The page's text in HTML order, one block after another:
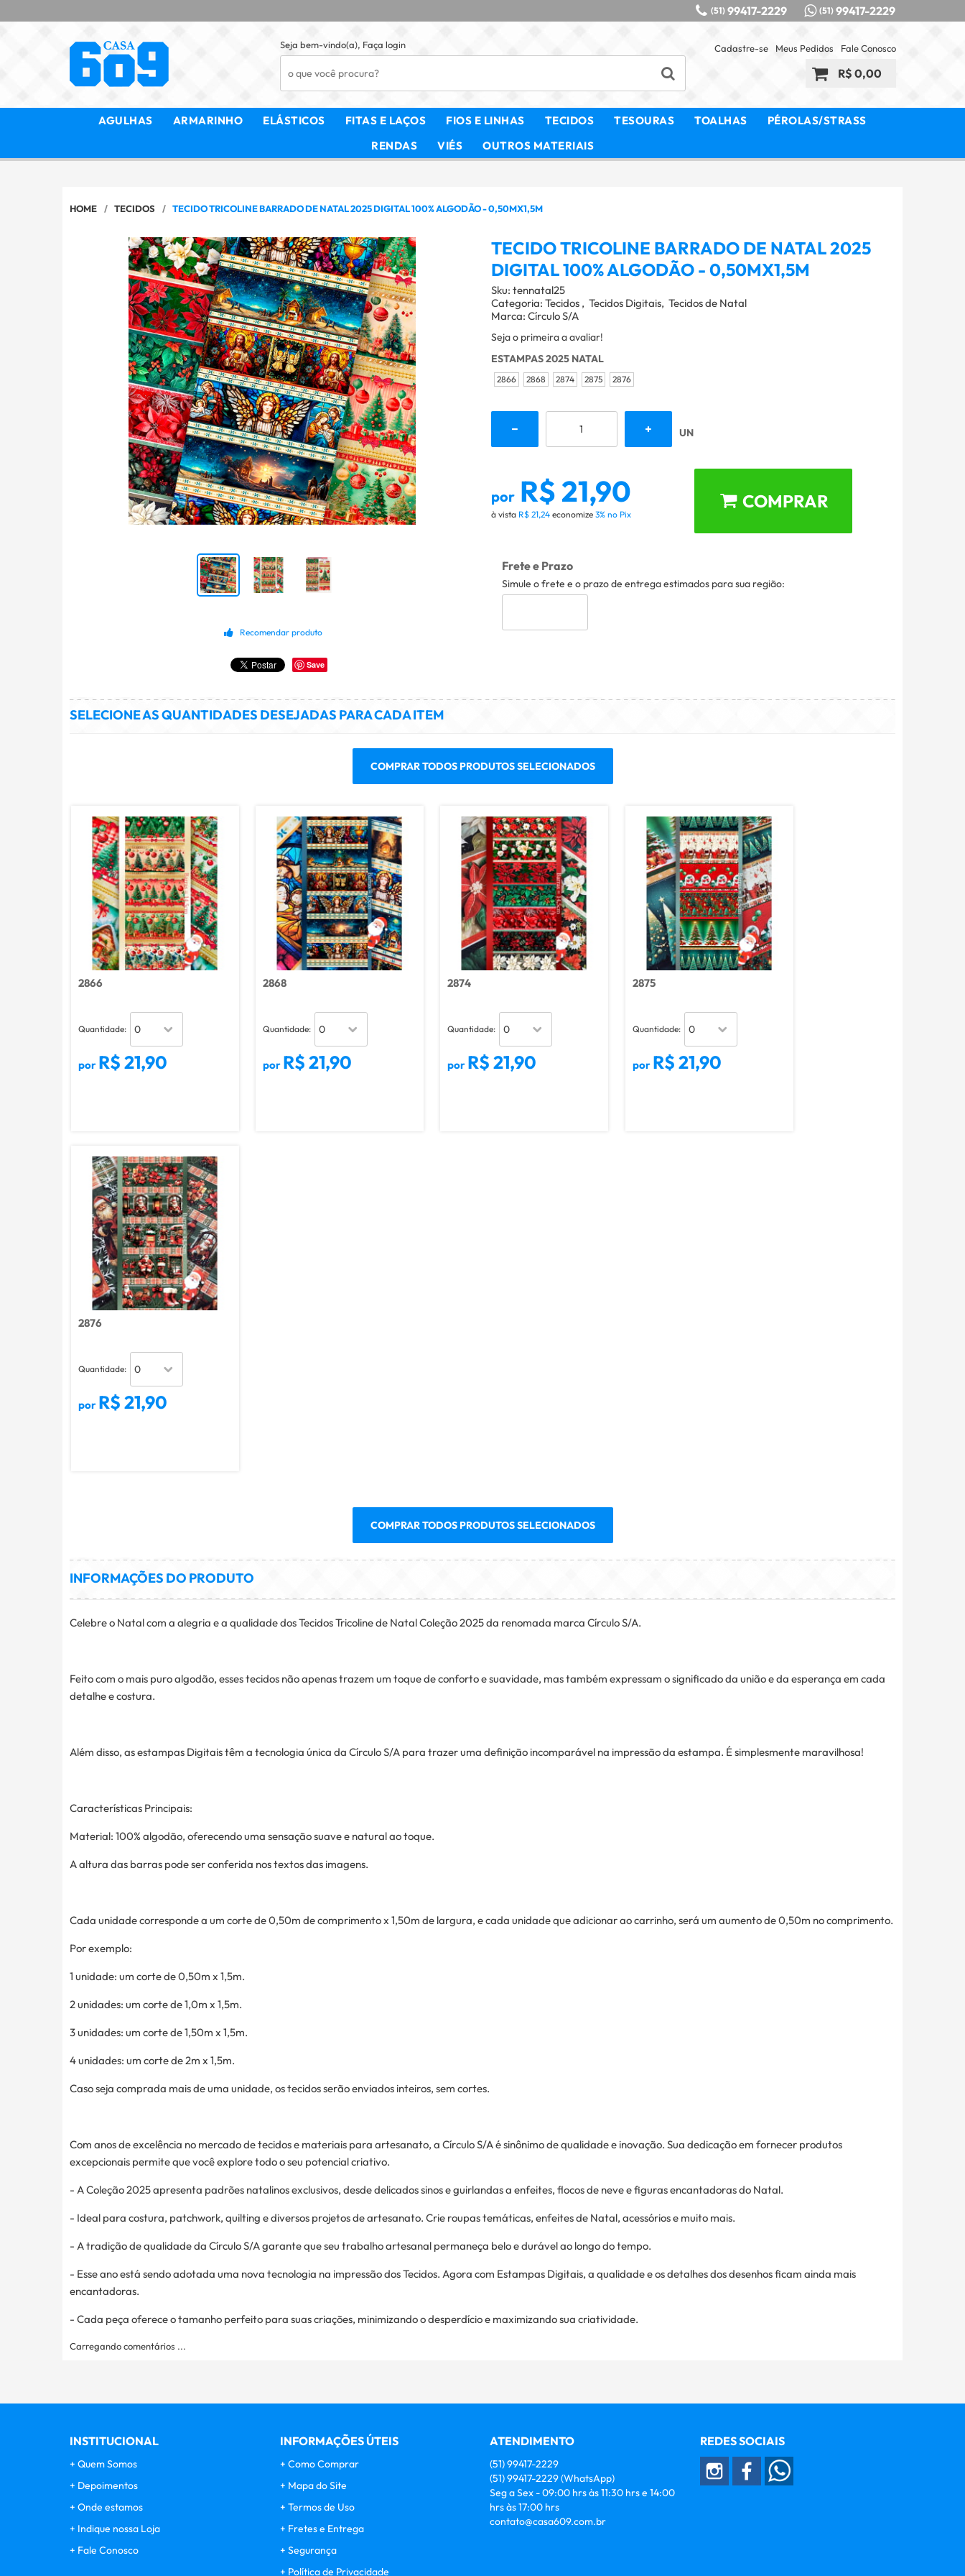
(51) 99417-2229 (51) 99417-2229
Seja bem-vindo(a), Faça login Cadastre-se Meus Pedidos Fale Conosco
R$ 0,00
AGULHAS ARMARINHO ELÁSTICOS FITAS E LAÇOS FIOS E LINHAS TECIDOS TESOURAS TOALHAS
PÉROLAS/STRASS
RENDAS
VIÉS OUTROS MATERIAIS
HOME TECIDOS TECIDO TRICOLINE BARRADO DE NATAL 2025 DIGITAL 100% ALGODÃO - 0,50MX1,5M
Recomendar produto
Save
TECIDO TRICOLINE BARRADO DE NATAL 2025
DIGITAL 100% ALGODÃO - 0,50MX1,5M
Sku: tennatal25
Categoria: Tecidos Tecidos Digitais Tecidos de Natal
Marca: Círculo S/A
Seja o primeira a avaliar!
ESTAMPAS 2025 NATAL
2866 2868 2874 2875 2876
UN
por R$ 21,90
à vista R$ 21,24economize 3% no Pix
COMPRAR
Frete e Prazo
Simule o frete e o prazo de entrega estimados para sua região:
SELECIONE AS QUANTIDADES DESEJADAS PARA CADA ITEM
COMPRAR TODOS PRODUTOS SELECIONADOS
2866
Quantidade:
por R$ 21,90
2868
Quantidade:
por R$ 21,90
2874
Quantidade:
por R$ 21,90
2875
Quantidade:
por R$ 21,90
2876
Quantidade:
por R$ 21,90
COMPRAR TODOS PRODUTOS SELECIONADOS
INFORMAÇÕES DO PRODUTO
Celebre o Natal com a alegria e a qualidade dos Tecidos Tricoline de Natal Coleção 2025 da renomada marca Círculo S/A.
Feito com o mais puro algodão, esses tecidos não apenas trazem um toque de conforto e suavidade, mas também expressam o significado da união e da esperança em cada
detalhe e costura.
Além disso, as estampas Digitais têm a tecnologia única da Círculo S/A para trazer uma definição incomparável na impressão da estampa. É simplesmente maravilhosa!
Características Principais:
Material: 100% algodão, oferecendo uma sensação suave e natural ao toque.
A altura das barras pode ser conferida nos textos das imagens.
Cada unidade corresponde a um corte de 0,50m de comprimento x 1,50m de largura, e cada unidade que adicionar ao carrinho, será um aumento de 0,50m no comprimento.
Por exemplo:
1 unidade: um corte de 0,50m x 1,5m.
2 unidades: um corte de 1,0m x 1,5m.
3 unidades: um corte de 1,50m x 1,5m.
4 unidades: um corte de 2m x 1,5m.
Caso seja comprada mais de uma unidade, os tecidos serão enviados inteiros, sem cortes.
Com anos de excelência no mercado de tecidos e materiais para artesanato, a Círculo S/A é sinônimo de qualidade e inovação. Sua dedicação em fornecer produtos
excepcionais permite que você explore todo o seu potencial criativo.
- A Coleção 2025 apresenta padrões natalinos exclusivos, desde delicados sinos e guirlandas a enfeites, flocos de neve e figuras encantadoras do Natal.
- Ideal para costura, patchwork, quilting e diversos projetos de artesanato. Crie roupas temáticas, enfeites de Natal, acessórios e muito mais.
- A tradição de qualidade da Círculo S/A garante que seu trabalho artesanal permaneça belo e durável ao longo do tempo.
- Esse ano está sendo adotada uma nova tecnologia na impressão dos Tecidos. Agora com Estampas Digitais, a qualidade e os detalhes dos desenhos ficam ainda mais
encantadoras.
- Cada peça oferece o tamanho perfeito para suas criações, minimizando o desperdício e maximizando sua criatividade.
Carregando comentários ...
INSTITUCIONAL
Quem Somos
Depoimentos
Onde estamos
Indique nossa Loja
Fale Conosco
INFORMAÇÕES ÚTEIS
Como Comprar
Mapa do Site
Termos de Uso
Fretes e Entrega
Segurança
Política de Privacidade
ATENDIMENTO
(51)99417-2229
(51)99417-2229(WhatsApp)
Seg a Sex - 09:00 hrs às 11:30 hrs e 14:00
hrs às 17:00 hrs
contato@casa609.com.br
REDES SOCIAIS